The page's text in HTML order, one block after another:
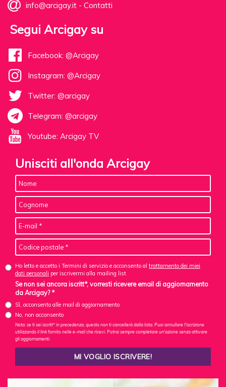
info@arcigay.it - Contatti
Segui Arcigay su
Facebook: @Arcigay
Instagram: @Arcigay
Twitter: @arcigay
Telegram: @arcigay
Youtube: Arcigay TV
Unisciti all'onda Arcigay
Ho letto e accetto i Termini di servizio e acconsento al trattamento dei miei
dati personali per iscrivermi alla mailing list
Se non sei ancora iscritt*, vorresti ricevere email di aggiornamento
da Arcigay? *
Sì, acconsento alle mail di aggiornamento
No, non acconsento
Nota: se ti sei iscritt* in precedenza, questo non ti cancellerà dalla lista. Puoi annullare l'iscrizione
utilizzando il link fornito nelle e-mail che ricevi. Potrai sempre completare un'azione senza attivare
gli aggiornamenti.